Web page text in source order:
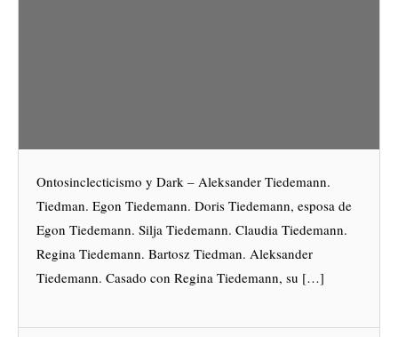
Ontosinclecticismo y Dark – Aleksander Tiedemann.
Tiedman. Egon Tiedemann. Doris Tiedemann, esposa de
Egon Tiedemann. Silja Tiedemann. Claudia Tiedemann.
Regina Tiedemann. Bartosz Tiedman. Aleksander
Tiedemann. Casado con Regina Tiedemann, su […]